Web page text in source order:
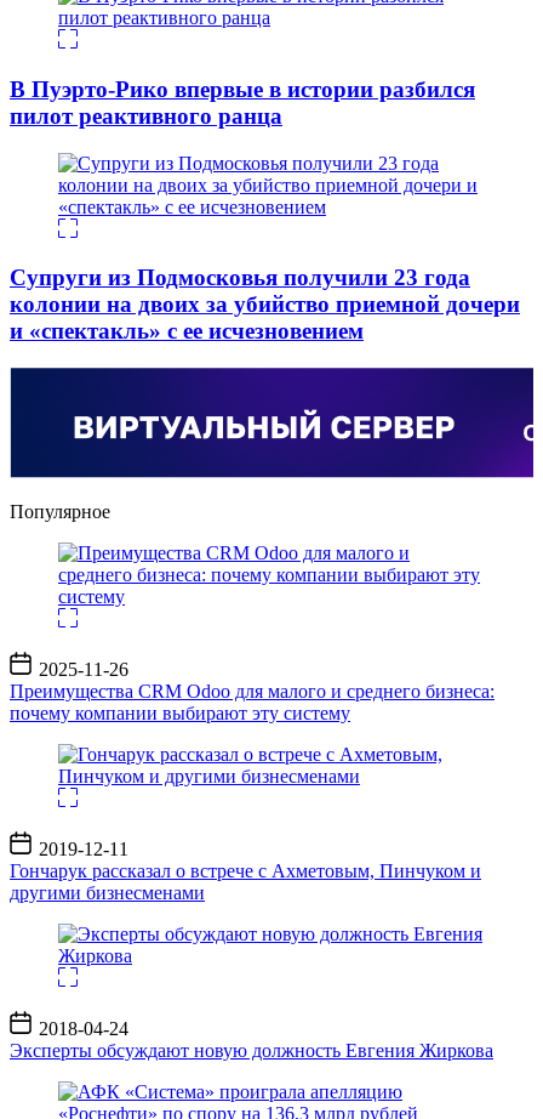
В Пуэрто-Рико впервые в истории разбился
пилот реактивного ранца
Супруги из Подмосковья получили 23 года
колонии на двоих за убийство приемной дочери
и «спектакль» с ее исчезновением
Популярное
Дата
записи
2025-11-26
Преимущества CRM Odoo для малого и среднего бизнеса:
почему компании выбирают эту систему
Дата
записи
2019-12-11
Гончарук рассказал о встрече с Ахметовым, Пинчуком и
другими бизнесменами
Дата
записи
2018-04-24
Эксперты обсуждают новую должность Евгения Жиркова